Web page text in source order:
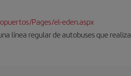
Pages/el-eden.aspx
línea regular de autobuses que